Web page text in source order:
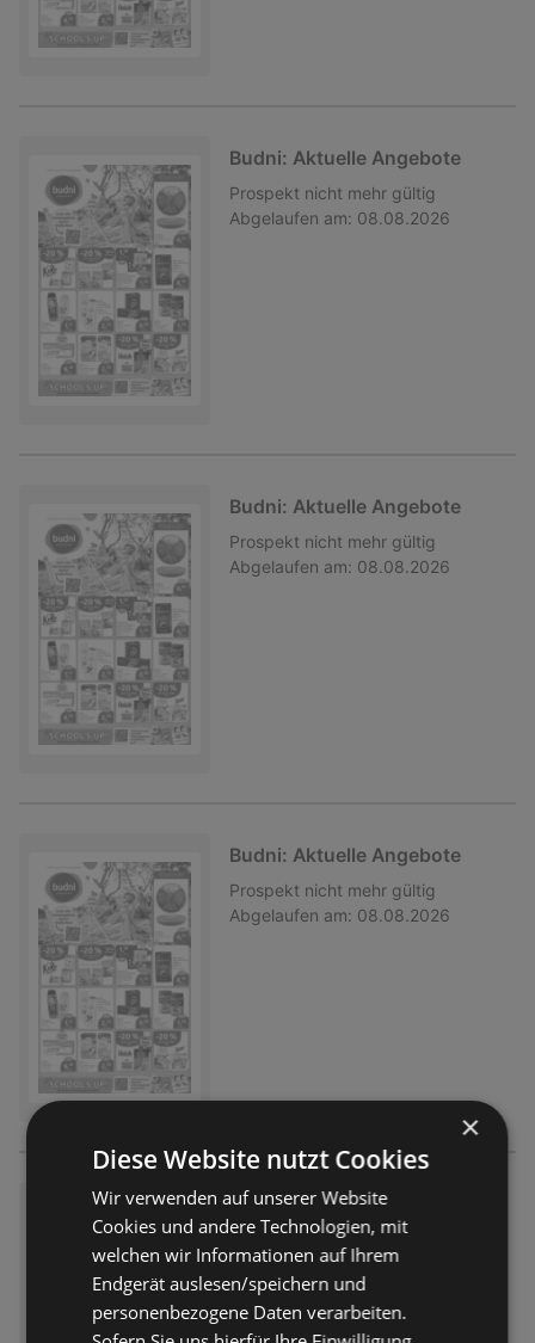
Budni: Aktuelle Angebote
Prospekt nicht mehr gültig
Abgelaufen am: 08.08.2026
Budni: Aktuelle Angebote
Prospekt nicht mehr gültig
Abgelaufen am: 08.08.2026
Budni: Aktuelle Angebote
Prospekt nicht mehr gültig
Abgelaufen am: 08.08.2026
Budni: Aktuelle Angebote
Prospekt nicht mehr gültig
Abgelaufen am: 08.08.2026
×
Diese Website nutzt Cookies
Wir verwenden auf unserer Website
Cookies und andere Technologien, mit
welchen wir Informationen auf Ihrem
Endgerät auslesen/speichern und
personenbezogene Daten verarbeiten.